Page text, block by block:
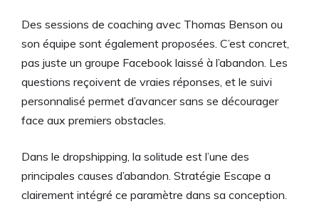
Des sessions de coaching avec Thomas Benson ou
son équipe sont également proposées. C’est concret,
pas juste un groupe Facebook laissé à l’abandon. Les
questions reçoivent de vraies réponses, et le suivi
personnalisé permet d’avancer sans se décourager
face aux premiers obstacles.
Dans le dropshipping, la solitude est l’une des
principales causes d’abandon. Stratégie Escape a
clairement intégré ce paramètre dans sa conception.